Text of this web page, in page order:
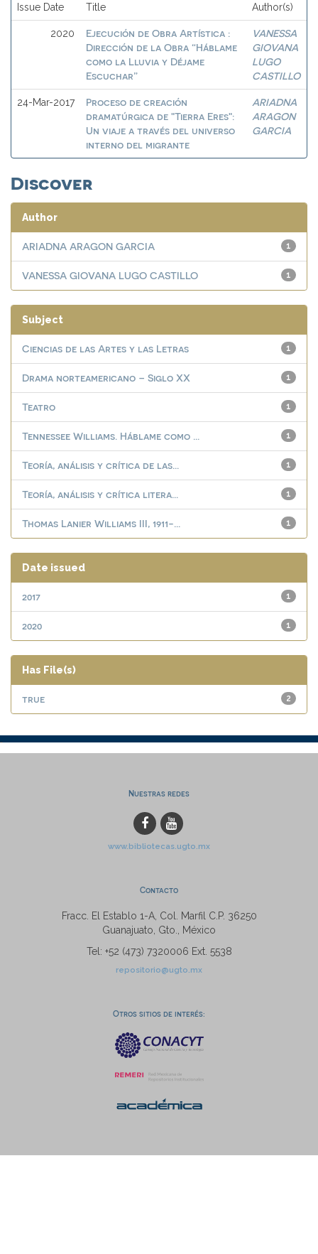
Issue Date Title Author(s)
2020
Ejecución de Obra Artística :
Dirección de la Obra “Háblame
como la Lluvia y Déjame
Escuchar”
VANESSA
GIOVANA
LUGO
CASTILLO
24-Mar-2017
Proceso de creación
dramatúrgica de "Tierra Eres":
Un viaje a través del universo
interno del migrante
ARIADNA
ARAGON
GARCIA
Discover
Author
1
ARIADNA ARAGON GARCIA
1
VANESSA GIOVANA LUGO CASTILLO
Subject
1
Ciencias de las Artes y las Letras
1
Drama norteamericano – Siglo XX
1
Teatro
1
Tennessee Williams. Háblame como ...
1
Teoría, análisis y crítica de las...
1
Teoría, análisis y crítica litera...
1
Thomas Lanier Williams III, 1911-...
Date issued
1
2017
1
2020
Has File(s)
2
true
Nuestras redes
www.bibliotecas.ugto.mx
Contacto
Fracc. El Establo 1-A, Col. Marfil C.P. 36250
Guanajuato, Gto., México
Tel: +52 (473) 7320006 Ext. 5538
repositorio@ugto.mx
Otros sitios de interés: